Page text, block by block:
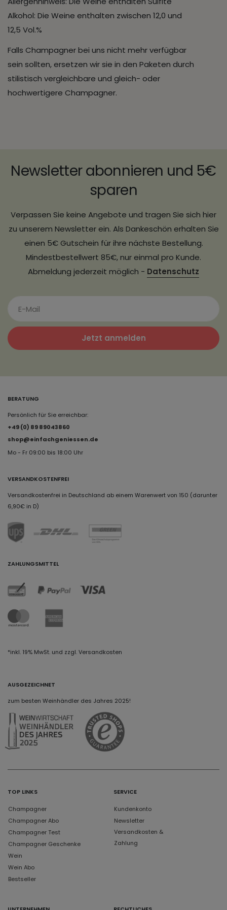
Alkohol: Die Weine enthalten zwischen 12,0 und
12,5 Vol.%
Falls Champagner bei uns nicht mehr verfügbar
sein sollten, ersetzen wir sie in den Paketen durch
stilistisch vergleichbare und gleich- oder
hochwertigere Champagner.
Newsletter abonnieren und 5€
sparen
Verpassen Sie keine Angebote und tragen Sie sich hier
zu unserem Newsletter ein. Als Dankeschön erhalten Sie
einen 5€ Gutschein für ihre nächste Bestellung.
Mindestbestellwert 85€, nur einmal pro Kunde.
Abmeldung jederzeit möglich - Datenschutz
Jetzt anmelden
BERATUNG
Persönlich für Sie erreichbar:
+49 (0) 89 89043860
shop@einfachgeniessen.de
Mo - Fr 09:00 bis 18:00 Uhr
VERSANDKOSTENFREI
Versandkostenfrei in Deutschland ab einem Warenwert von 150 (darunter
6,90€ in D)
ZAHLUNGSMITTEL
*inkl. 19% MwSt. und zzgl. Versandkosten
AUSGEZEICHNET
zum besten Weinhändler des Jahres 2025!
TOP LINKS
Champagner
Champagner Abo
Champagner Test
Champagner Geschenke
Wein
Wein Abo
Bestseller
SERVICE
Kundenkonto
Newsletter
Versandkosten &
Zahlung